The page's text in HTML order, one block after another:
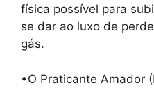
física possível para
se dar ao luxo de
gás.
•O Praticante Amador